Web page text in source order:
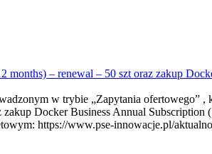
– renewal – 50 szt oraz zakup
w trybie „Zapytania ofertowego”
Docker Business Annual Subscription
https://www.pse-innowacje.pl/